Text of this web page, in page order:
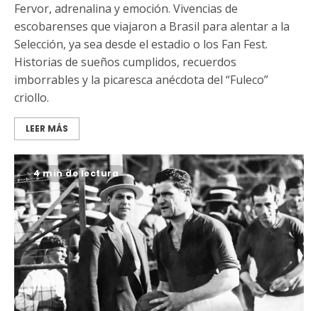
Fervor, adrenalina y emoción. Vivencias de
escobarenses que viajaron a Brasil para alentar a la
Selección, ya sea desde el estadio o los Fan Fest.
Historias de sueños cumplidos, recuerdos
imborrables y la picaresca anécdota del “Fuleco”
criollo.
LEER MÁS
4 min de lectura